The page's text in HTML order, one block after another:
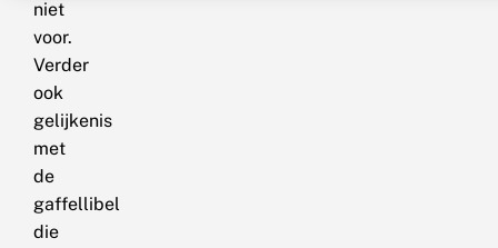
niet
voor.
Verder
ook
gelijkenis
met
de
gaffellibel
die